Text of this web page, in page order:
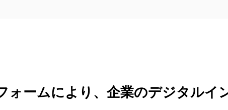
ームにより、企業のデジタルイ